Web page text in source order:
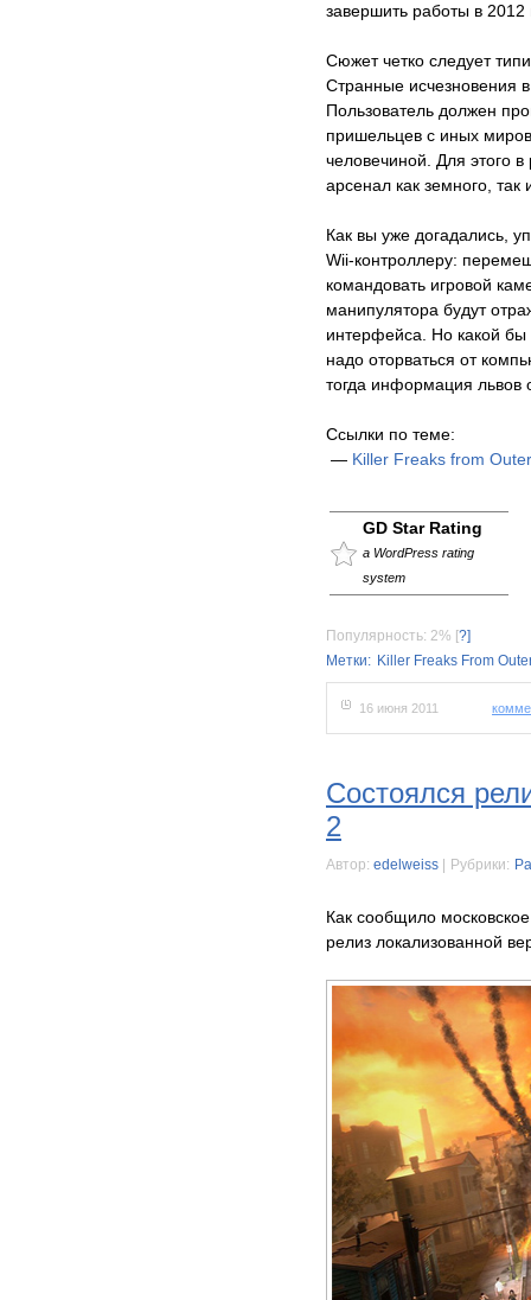
завершить работы в 2012
Сюжет четко следует
Странные исчезновения
Пользователь должен
пришельцев с иных
человечиной. Для этого
арсенал как земного,
Как вы уже догадались,
Wii-контроллеру:
командовать игровой
манипулятора будут
интерфейса. Но какой бы
надо оторваться от
тогда информация львов
Ссылки по теме:
— Killer Freaks from
GD Star Rating
a WordPress rating
system
Популярность: 2% [?]
Метки: Killer Freaks From
16 июня 2011
Состоялся
2
Автор: edelweiss Рубрики:
Как сообщило
релиз локализованной